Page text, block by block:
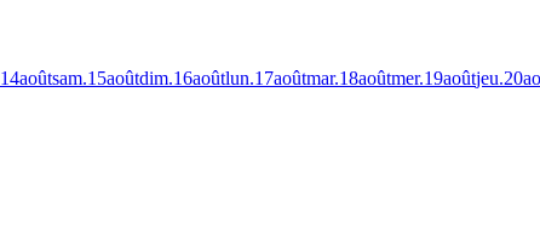
14aoûtsam.15aoûtdim.16aoûtlun.17aoûtmar.18aoûtmer.19aoûtjeu.20